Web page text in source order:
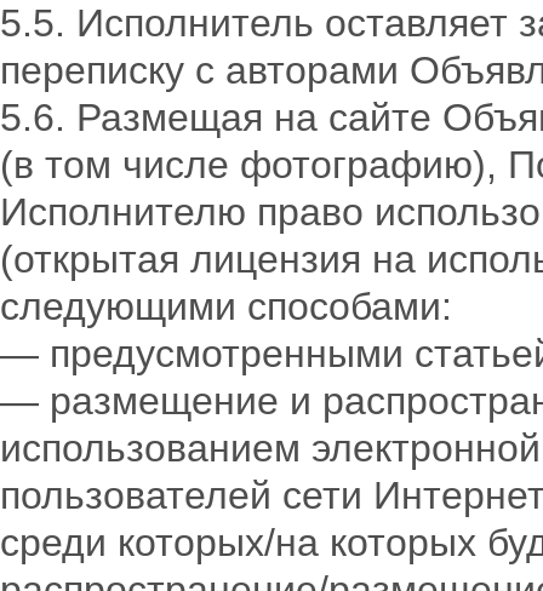
5.5. Исполнитель оставляет
переписку с авторами
5.6. Размещая на сайте
(в том числе фотографию),
Исполнителю право
(открытая лицензия на
следующими способами:
— предусмотренными
— размещение и
использованием
пользователей сети
среди которых/на которых